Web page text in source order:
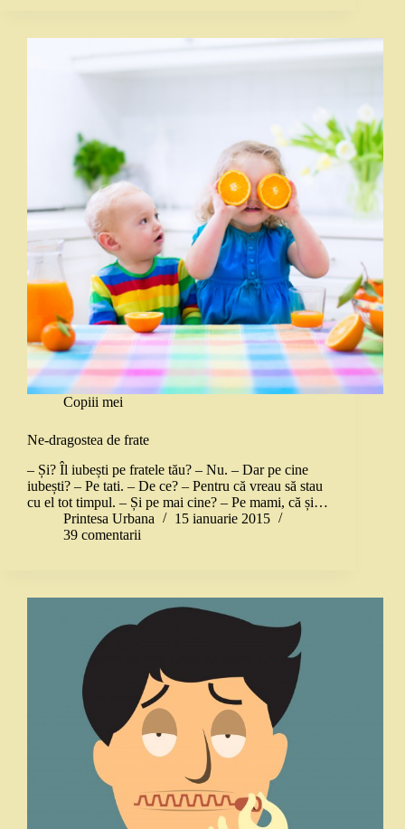
Copiii mei
Ne-dragostea de frate
– Și? Îl iubești pe fratele tău? – Nu. – Dar pe cine
iubești? – Pe tati. – De ce? – Pentru că vreau să stau
cu el tot timpul. – Și pe mai cine? – Pe mami, că și…
Printesa Urbana
15 ianuarie 2015
39 comentarii